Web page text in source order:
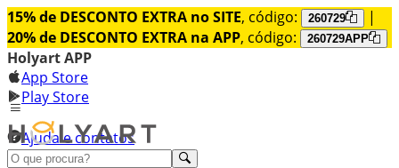
15% de DESCONTO EXTRA no SITE, código: 260729
|
20% de DESCONTO EXTRA na APP, código: 260729APP
Holyart APP
App Store
Play Store
Ajuda e contatos
Conheça premium